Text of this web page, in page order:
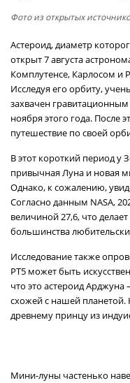
Фото из открытых
Астероид, диаметр
открыт 7 августа
Комплутенсе, Карлосом и
Исследуя его орбиту,
захвачен
ноября этого года. После
путешествие по своей
В этот короткий период у
привычная Луна и новая
Однако, к сожалению,
Согласно данным NASA,
величиной 27,6, что
большинства
Исследование также
PT5 может быть
что это астероид
схожей с нашей планетой.
древнему принцу из
Мини-луны частенько